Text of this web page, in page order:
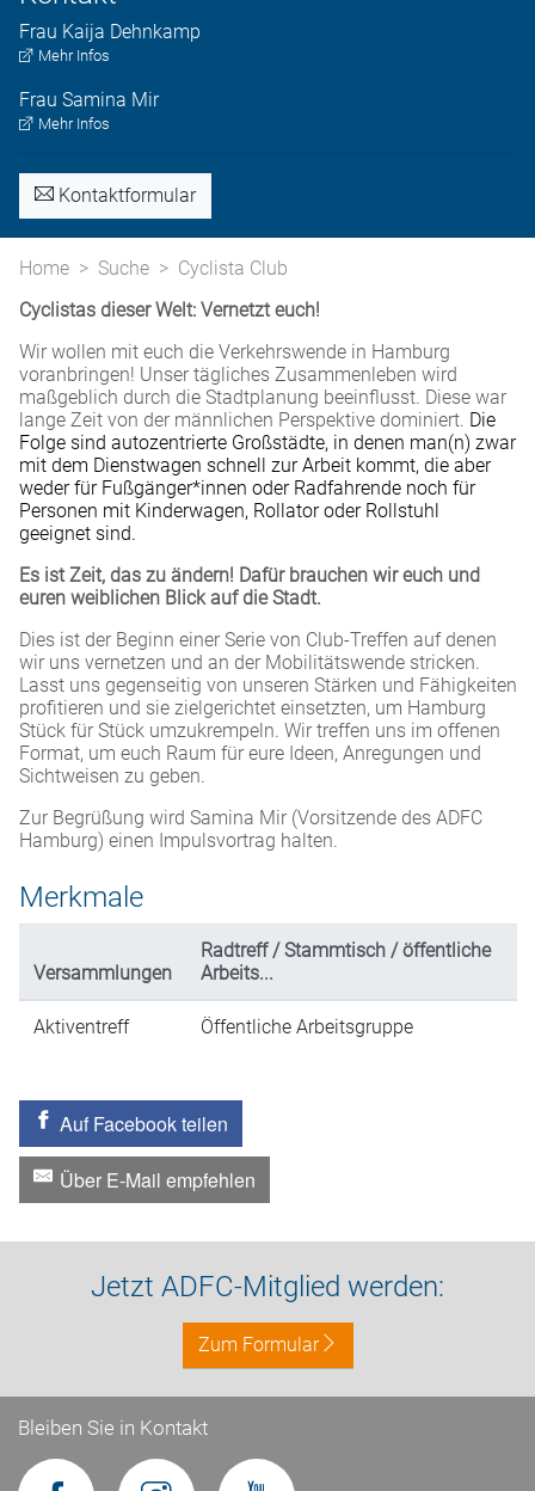
Frau Kaija Dehnkamp
Mehr Infos
Frau Samina Mir
Mehr Infos
Kontaktformular
Home Suche
Cyclista Club
Cyclistas dieser Welt: Vernetzt euch!
Wir wollen mit euch die Verkehrswende in Hamburg
voranbringen! Unser tägliches Zusammenleben wird
maßgeblich durch die Stadtplanung beeinflusst. Diese war
lange Zeit von der männlichen Perspektive dominiert. Die
Folge sind autozentrierte Großstädte, in denen man(n) zwar
mit dem Dienstwagen schnell zur Arbeit kommt, die aber
weder für Fußgänger*innen oder Radfahrende noch für
Personen mit Kinderwagen, Rollator oder Rollstuhl
geeignet sind.
Es ist Zeit, das zu ändern! Dafür brauchen wir euch und
euren weiblichen Blick auf die Stadt.
Dies ist der Beginn einer Serie von Club-Treffen auf denen
wir uns vernetzen und an der Mobilitätswende stricken.
Lasst uns gegenseitig von unseren Stärken und Fähigkeiten
profitieren und sie zielgerichtet einsetzten, um Hamburg
Stück für Stück umzukrempeln. Wir treffen uns im offenen
Format, um euch Raum für eure Ideen, Anregungen und
Sichtweisen zu geben.
Zur Begrüßung wird Samina Mir (Vorsitzende des ADFC
Hamburg) einen Impulsvortrag halten.
Merkmale
Versammlungen
Radtreff / Stammtisch / öffentliche
Arbeits...
Aktiventreff Öffentliche Arbeitsgruppe
Auf Facebook teilen
Über E-Mail empfehlen
Jetzt ADFC-Mitglied werden:
Zum Formular
Bleiben Sie in Kontakt